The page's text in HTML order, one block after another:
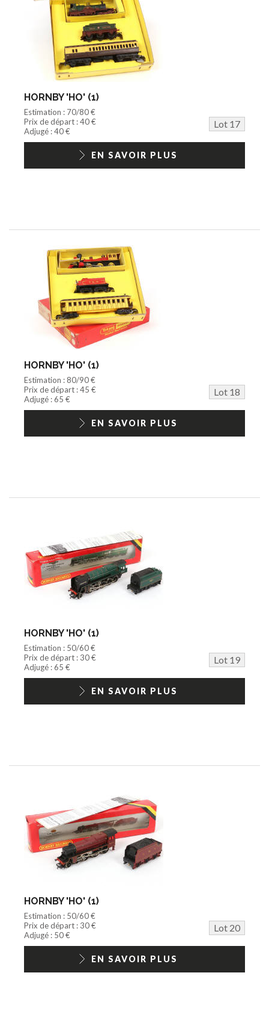
HORNBY 'HO' (1)
Estimation : 70/80 €
Prix de départ : 40 €
Lot 17
Adjugé : 40 €
EN SAVOIR PLUS
HORNBY 'HO' (1)
Estimation : 80/90 €
Prix de départ : 45 €
Lot 18
Adjugé : 65 €
EN SAVOIR PLUS
HORNBY 'HO' (1)
Estimation : 50/60 €
Prix de départ : 30 €
Lot 19
Adjugé : 65 €
EN SAVOIR PLUS
HORNBY 'HO' (1)
Estimation : 50/60 €
Prix de départ : 30 €
Lot 20
Adjugé : 50 €
EN SAVOIR PLUS